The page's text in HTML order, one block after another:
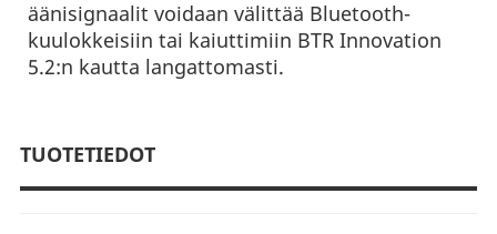
äänisignaalit voidaan välittää Bluetooth-
kuulokkeisiin tai kaiuttimiin BTR Innovation
5.2:n kautta langattomasti.
TUOTETIEDOT